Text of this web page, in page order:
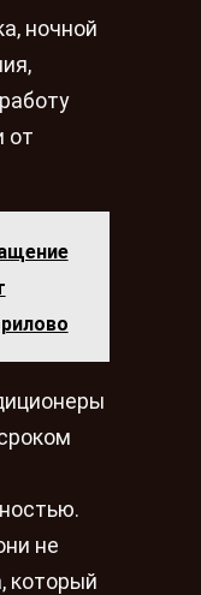
ночной
от
не
который